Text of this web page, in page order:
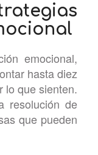
emocional,
hasta diez
lo que sienten.
resolución de
que pueden